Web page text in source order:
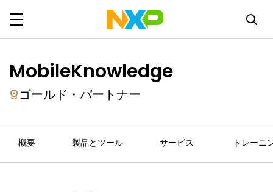
MobileKnowledge
ゴールド・パートナー
概要 製品とツール サービス トレーニ